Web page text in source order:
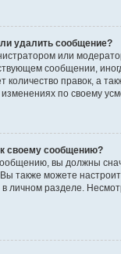
удалить сообщение?
или
сообщении,
количество правок, а
по своему
своему сообщению?
вы должны
также можете
личном разделе.